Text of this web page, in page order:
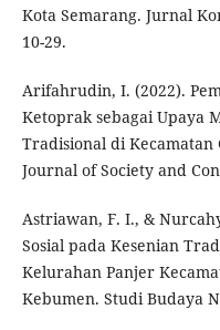
Kota Semarang. Jurnal
10-29.
Arifahrudin, I. (2022).
Ketoprak sebagai Upaya
Tradisional di Kecamatan
Journal of Society and
Astriawan, F. I., &
Sosial pada Kesenian
Kelurahan Panjer
Kebumen. Studi Budaya